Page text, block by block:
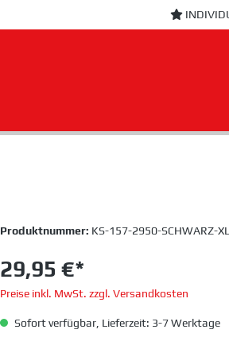
Produktnummer: KS-157-2950-SCHWARZ-XL
29,95 €*
Preise inkl. MwSt. zzgl. Versandkosten
Sofort verfügbar, Lieferzeit: 3-7 Werktage